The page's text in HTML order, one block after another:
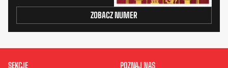
ZOBACZ NUMER
SEKCJE POZNAJ NAS